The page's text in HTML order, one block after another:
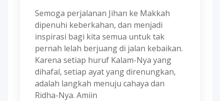
Semoga perjalanan Jihan ke Makkah
dipenuhi keberkahan, dan menjadi
inspirasi bagi kita semua untuk tak
pernah lelah berjuang di jalan kebaikan.
Karena setiap huruf Kalam-Nya yang
dihafal, setiap ayat yang direnungkan,
adalah langkah menuju cahaya dan
Ridha-Nya. Amiin